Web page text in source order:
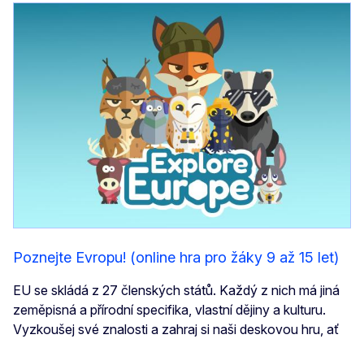
Poznejte Evropu! (online hra pro žáky 9 až 15 let)
EU se skládá z 27 členských států. Každý z nich má jiná
zeměpisná a přírodní specifika, vlastní dějiny a kulturu.
Vyzkoušej své znalosti a zahraj si naši deskovou hru, ať